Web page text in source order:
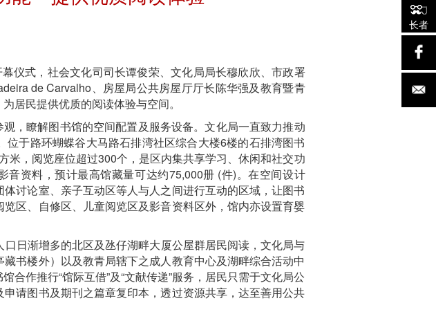
长者
式，社会文化司司长谭俊荣、文化局局长穆欣欣、市政署
de Carvalho、房屋局公共房屋厅厅长陈华强及教育暨青
居民提供优质的阅读体验与空间。
瞭解图书馆的空间配置及服务设备。文化局一直致力推动
于路环蝴蝶谷大马路石排湾社区综合大楼6楼的石排湾图书
，阅览座位超过300个，是区内集共享学习、休闲和社交功
资料，预计最高馆藏量可达约75,000册 (件)。在空间设计
讨论室、亲子互动区等人与人之间进行互动的区域，让图书
区、自修区、儿童阅览区及影音资料区外，馆内亦设置育婴
渐增多的北区及氹仔湖畔大厦公屋群居民阅读，文化局与
书楼外）以及教青局辖下之成人教育中心及湖畔综合活动中
作推行“馆际互借”及“文献传递”服务，居民只需于文化局公
请图书及期刊之篇章复印本，透过资源共享，达至善用公共